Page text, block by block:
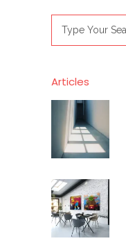
for:
Articles